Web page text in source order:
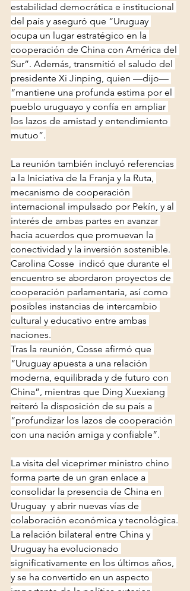
estabilidad democrática e institucional
del país y aseguró que “Uruguay
ocupa un lugar estratégico en la
cooperación de China con América del
Sur”. Además, transmitió el saludo del
presidente Xi Jinping, quien —dijo—
“mantiene una profunda estima por el
pueblo uruguayo y confía en ampliar
los lazos de amistad y entendimiento
mutuo”.
La reunión también incluyó referencias
a la Iniciativa de la Franja y la Ruta,
mecanismo de cooperación
internacional impulsado por Pekín, y al
interés de ambas partes en avanzar
hacia acuerdos que promuevan la
conectividad y la inversión sostenible.
Carolina Cosse  indicó que durante el
encuentro se abordaron proyectos de
cooperación parlamentaria, así como
posibles instancias de intercambio
cultural y educativo entre ambas
naciones.
Tras la reunión, Cosse afirmó que
“Uruguay apuesta a una relación
moderna, equilibrada y de futuro con
China”, mientras que Ding Xuexiang
reiteró la disposición de su país a
“profundizar los lazos de cooperación
con una nación amiga y confiable”.
La visita del viceprimer ministro chino
forma parte de un gran enlace a
consolidar la presencia de China en
Uruguay  y abrir nuevas vías de
colaboración económica y tecnológica.
La relación bilateral entre China y
Uruguay ha evolucionado
significativamente en los últimos años,
y se ha convertido en un aspecto